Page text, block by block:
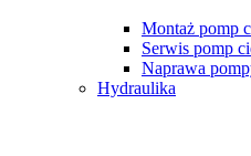
Montaż pomp
Serwis pomp
Naprawa
Hydraulika